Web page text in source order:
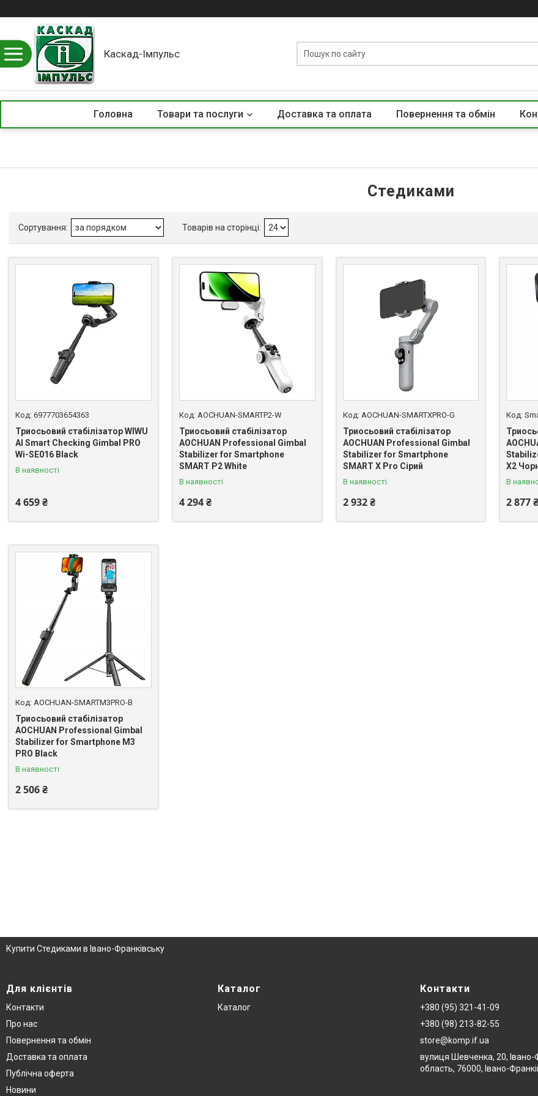
Каскад-Імпульс
Головна Товари та послуги Доставка та оплата Повернення та обмін
Стедиками
6977703654363
Триосьовий стабілізатор WIWU
AI Smart Checking Gimbal PRO
Wi-SE016 Black
В наявності
4 659 ₴
AOCHUAN-SMARTP2-W
Триосьовий стабілізатор
AOCHUAN Professional Gimbal
Stabilizer for Smartphone
SMART P2 White
В наявності
4 294 ₴
AOCHUAN-SMARTXPRO-G
Триосьовий стабілізатор
AOCHUAN Professional Gimbal
Stabilizer for Smartphone
SMART X Pro Сірий
В наявності
2 932 ₴
X2
В
2 877 ₴
AOCHUAN-SMARTM3PRO-B
Триосьовий стабілізатор
AOCHUAN Professional Gimbal
Stabilizer for Smartphone M3
PRO Black
В наявності
2 506 ₴
Купити Стедиками в Івано-Франківську
Для клієнтів
Контакти
Про нас
Повернення та обмін
Доставка та оплата
Публічна оферта
Новини
Каталог
Каталог
Контакти
+380 (95) 321-41-09
+380 (98) 213-82-55
store@komp.if.ua
вулиця Шевченка, 20, Івано-
область, 76000, Івано-